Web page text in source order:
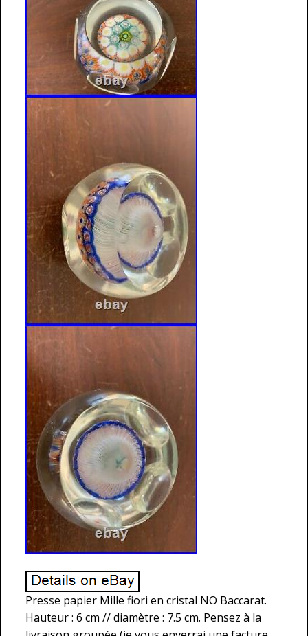
Presse papier Mille fiori en cristal NO Baccarat.
Hauteur : 6 cm // diamètre : 7.5 cm. Pensez à la